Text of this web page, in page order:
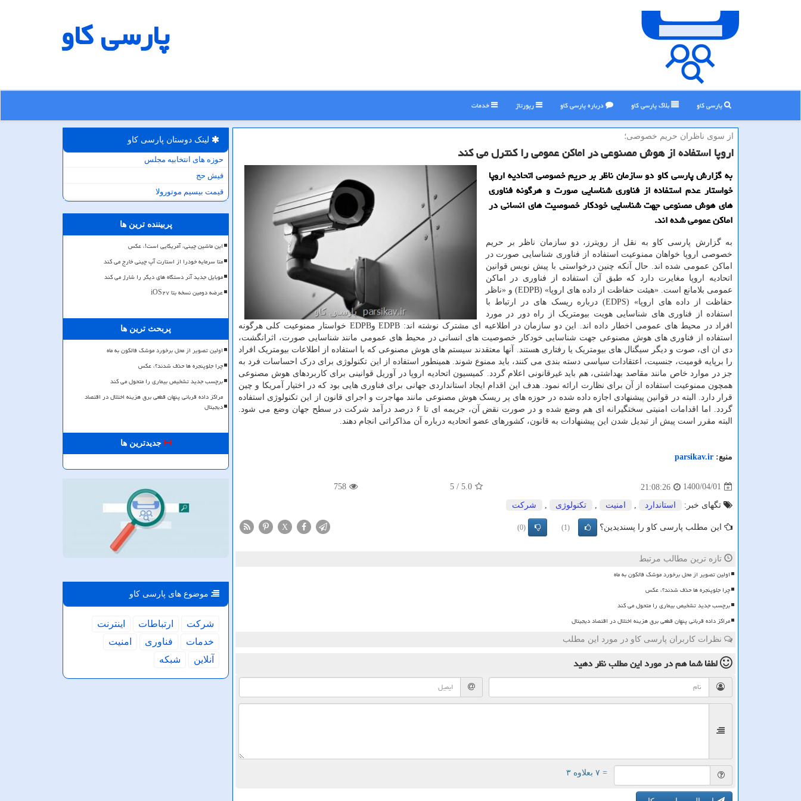
پارسی كاو
پارسی کاو بلاگ پارسی كاو درباره پارسی كاو رپورتاژ خدمات
از سوی ناظران حریم خصوصی؛
اروپا استفاده از هوش مصنوعی در اماكن عمومی را كنترل می كند
به گزارش پارسی کاو دو سازمان ناظر بر حریم خصوصی اتحادیه اروپا
خواستار عدم استفاده از فناوری شناسایی صورت و هرگونه فناوری
های هوش مصنوعی جهت شناسایی خودکار خصوصیت های انسانی در
اماکن عمومی شده اند.
به گزارش پارسی کاو به نقل از رویترز، دو سازمان ناظر بر حریم
خصوصی اروپا خواهان ممنوعیت استفاده از فناوری شناسایی صورت در
اماکن عمومی شده اند. حال آنکه چنین درخواستی با پیش نویس قوانین
اتحادیه اروپا مغایرت دارد که طبق آن استفاده از فناوری در اماکن
عمومی بلامانع است. «هیئت حفاظت از داده های اروپا» (EDPB) و «ناظر
حفاظت از داده های اروپا» (EDPS) درباره ریسک های در ارتباط با
استفاده از فناوری های شناسایی هویت بیومتریک از راه دور در مورد
افراد در محیط های عمومی اخطار داده اند. این دو سازمان در اطلاعیه ای مشترک نوشته اند: EDPB وEDPB خواستار ممنوعیت کلی هرگونه
استفاده از فناوری های هوش مصنوعی جهت شناسایی خودکار خصوصیت های انسانی در محیط های عمومی مانند شناسایی صورت، اثرانگشت،
دی ان ای، صوت و دیگر سیگنال های بیومتریک یا رفتاری هستند. آنها معتقدند سیستم های هوش مصنوعی که با استفاده از اطلاعات بیومتریک افراد
را برپایه قومیت، جنسیت، اعتقادات سیاسی دسته بندی می کنند، باید ممنوع شوند. همینطور استفاده از این تکنولوژی برای درک احساسات فرد به
جز در موارد خاص مانند مقاصد بهداشتی، هم باید غیرقانونی اعلام گردد. کمیسیون اتحادیه اروپا در آوریل قوانینی برای کاربردهای هوش مصنوعی
همچون ممنوعیت استفاده از آن برای نظارت ارائه نمود. هدف این اقدام ایجاد استانداردی جهانی برای فناوری هایی بود که در اختیار آمریکا و چین
قرار دارد. البته در قوانین پیشنهادی اجازه داده شده در حوزه های پر ریسک هوش مصنوعی مانند مهاجرت و اجرای قانون از این تکنولوژی استفاده
گردد. اما اقدامات امنیتی سختگیرانه ای هم وضع شده و در صورت نقض آن، جریمه ای تا ۶ درصد درآمد شرکت در سطح جهان وضع می شود.
البته مقرر است پیش از تبدیل شدن این پیشنهادات به قانون، کشورهای عضو اتحادیه درباره آن مذاکراتی انجام دهند.
منبع: parsikav.ir
1400/04/01
21:08:26
5.0
/ 5
758
تگهای خبر: استاندارد امنیت تكنولوژی شركت
این مطلب پارسی کاو را پسندیدین؟ (1)
(0)
X
تازه ترین مطالب مرتبط
اولین تصویر از محل برخورد موشک فالکون به ماه
چرا جلوپنجره ها حذف شدند؟، عکس
برچسب جدید تشخیص بیماری را متحول می کند
مراکز داده قربانی پنهان قطعی برق هزینه اختلال در اقتصاد دیجیتال
نظرات کاربران پارسی کاو در مورد این مطلب
لطفا شما همدر مورد این مطلبنظر دهید
= ۷ بعلاوه ۳
لینک دوستان پارسی كاو
حوزه های انتخابیه مجلس
فیش حج
قیمت بیسیم موتورولا
پربیننده ترین ها
این ماشین چینی، آمریکایی است!، عکس
متا سرمایه خودرا از استارت آپ چینی خارج می کند
موبایل جدید آنر دستگاه های دیگر را شارژ می کند
عرضه دومین نسخه بتا iOS۲۷
پربحث ترین ها
اولین تصویر از محل برخورد موشک فالکون به ماه
چرا جلوپنجره ها حذف شدند؟، عکس
برچسب جدید تشخیص بیماری را متحول می کند
مراکز داده قربانی پنهان قطعی برق هزینه اختلال در اقتصاد
دیجیتال
جدیدترین ها
موضوع های پارسی كاو
شركت ارتباطات
اینترنت
خدمات
فناوری
امنیت
آنلاین
شبكه